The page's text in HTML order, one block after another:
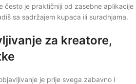
često je praktičniji od zasebne aplikacije
sa sadržajem kupaca ili suradnjama.
za kreatore,
je prije svega zabavno i